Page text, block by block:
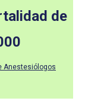
de
Anestesiólogos